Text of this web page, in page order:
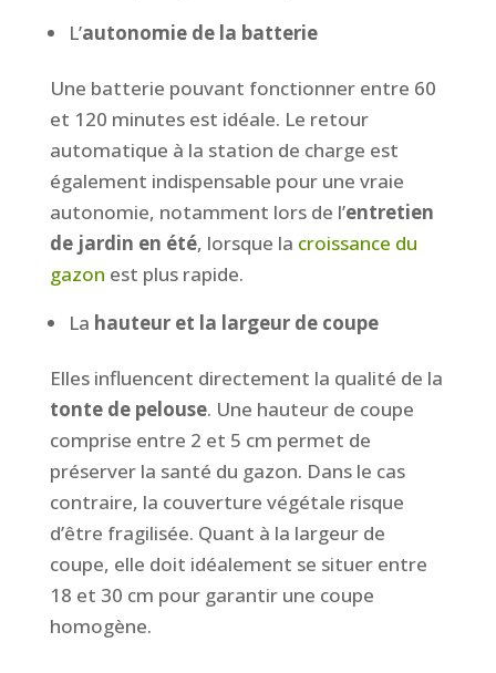
L’autonomie de la batterie
Une batterie pouvant fonctionner entre 60
et 120 minutes est idéale. Le retour
automatique à la station de charge est
également indispensable pour une vraie
autonomie, notamment lors de l’entretien
de jardin en été, lorsque la croissance du
gazon est plus rapide.
La hauteur et la largeur de coupe
Elles influencent directement la qualité de la
tonte de pelouse. Une hauteur de coupe
comprise entre 2 et 5 cm permet de
préserver la santé du gazon. Dans le cas
contraire, la couverture végétale risque
d’être fragilisée. Quant à la largeur de
coupe, elle doit idéalement se situer entre
18 et 30 cm pour garantir une coupe
homogène.